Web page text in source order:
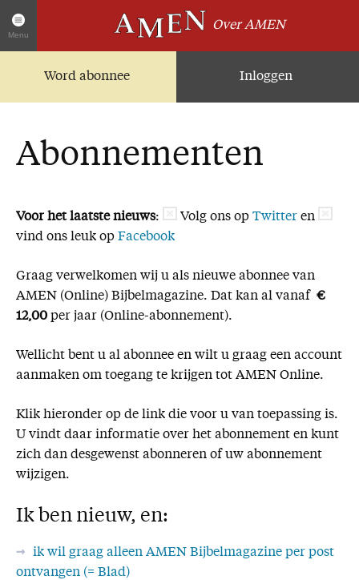
Menu
Over AMEN
Word abonnee Inloggen
Artikelen
Zoek in alle artikelen
Facebook
Abonnementen
Geschenkabonnement
Steun AMEN
Missie
Service
Adreswijziging
Nabestellen
Bijbelstudieagenda
Abonnementen
Voor het laatste nieuws: Volg ons op Twitter en
vind ons leuk op Facebook
Graag verwelkomen wij u als nieuwe abonnee van
AMEN (Online) Bijbelmagazine. Dat kan al vanaf €
12,00 per jaar (Online-abonnement).
Wellicht bent u al abonnee en wilt u graag een account
aanmaken om toegang te krijgen tot AMEN Online.
Klik hieronder op de link die voor u van toepassing is.
U vindt daar informatie over het abonnement en kunt
zich dan desgewenst abonneren of uw abonnement
wijzigen.
Ik ben nieuw, en:
ik wil graag alleen AMEN Bijbelmagazine per post
ontvangen (= Blad)